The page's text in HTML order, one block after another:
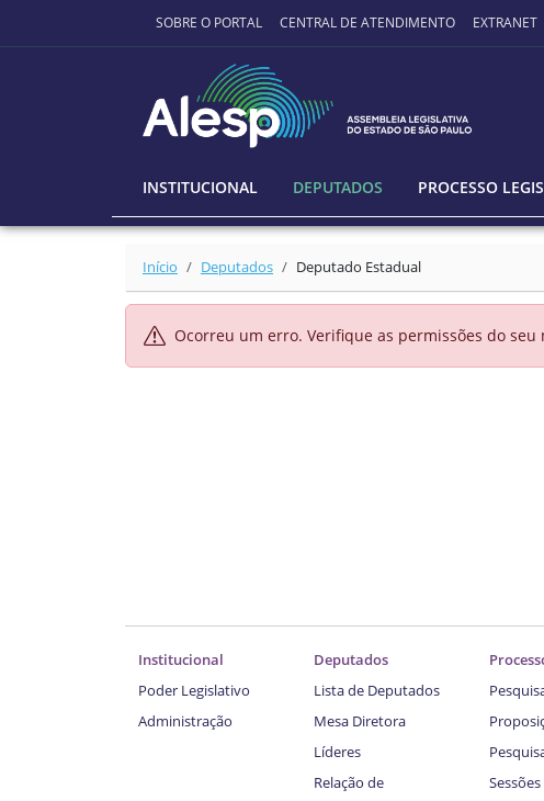
Ir para o conteúdo principal
SOBRE O PORTAL CENTRAL DE ATENDIMENTO EXTRANET
INSTITUCIONAL DEPUTADOS PROCESSO
Início Deputados Deputado Estadual
Ocorreu um erro. Verifique as permissões do
Institucional
Poder Legislativo
Administração
Deputados
Lista de Deputados
Mesa Diretora
Líderes
Relação de